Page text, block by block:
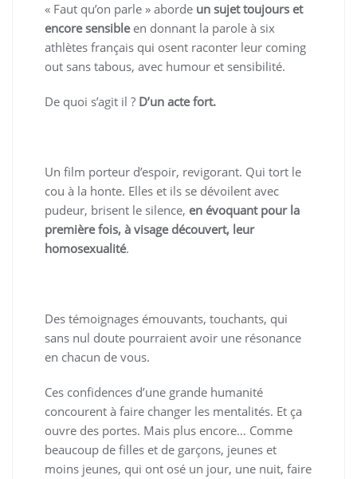
« Faut qu’on parle » aborde un sujet toujours et
encore sensibleen donnant la parole à six
athlètes français qui osent raconter leur coming
out sans tabous, avec humour et sensibilité.
De quoi s’agit il ? D’un acte fort.
Un film porteur d’espoir, revigorant. Qui tort le
cou à la honte. Elles et ils se dévoilent avec
pudeur, brisent le silence, en évoquant pour la
première fois, à visage découvert, leur
homosexualité.
Des témoignages émouvants, touchants, qui
sans nul doute pourraient avoir une résonance
en chacun de vous.
Ces confidences d’une grande humanité
concourent à faire changer les mentalités. Et ça
ouvre des portes. Mais plus encore… Comme
beaucoup de filles et de garçons, jeunes et
moins jeunes, qui ont osé un jour, une nuit, faire